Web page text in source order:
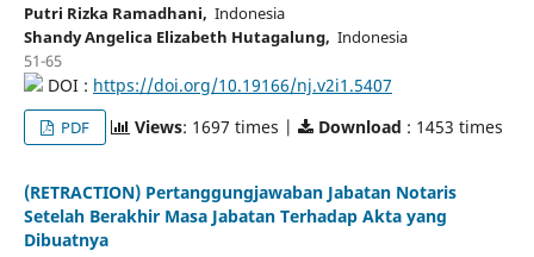
Putri Rizka Ramadhani, Indonesia
Shandy Angelica Elizabeth Hutagalung, Indonesia
51-65
DOI : https://doi.org/10.19166/nj.v2i1.5407
PDF Views: 1697 times | Download : 1453 times
(RETRACTION) Pertanggungjawaban Jabatan Notaris
Setelah Berakhir Masa Jabatan Terhadap Akta yang
Dibuatnya